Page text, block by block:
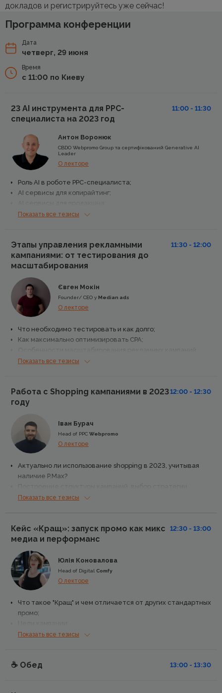
докладов и регистрируйтесь уже сейчас!
Программа конференции
Дата
четверг, 29 июня
Время
с 11:00 по Киеву
23 AI инструмента для PPC-
специалиста на 2023 год
11:00 - 11:30
Антон Воронюк
CBDO Webpromo Group та сертифікований Generative AI
Leader
О лекторе
Роль AI в роботе PPC-специалиста;
AI сервисы для копирайтинг;
Заменять ли они человека?
Показать все тезисы
Этапы управления рекламными
кампаниями: от тестирования до
масштабирования
11:30 - 12:00
Євген Мокін
Founder/ CEO у Median ads
О лекторе
Что необходимо тестировать и как долго;
Как максимально оптимизировать СРА;
Показать все тезисы
Работа с Shopping кампаниями в 2023
году
12:00 - 12:30
Іван Бурач
Head of PPC Webpromo
О лекторе
Актуально ли использование shopping в 2023, учитывая
наличие P.Max?
назначения ставок;
Важность динамического ремаркетинга;
Дальнейший план развития аккаунта.
Показать все тезисы
Кейс «Кращ»: запуск промо как микс
медиа и перформанс
12:30 - 13:00
Юлія Коновалова
Head of Digital Comfy
О лекторе
Что такое "Кращ" и чем отличается от других стандартных
промо;
Схема запуска и дальнейшая оптимизация;
Показать все тезисы
☕️ Обед 13:00 - 13:30